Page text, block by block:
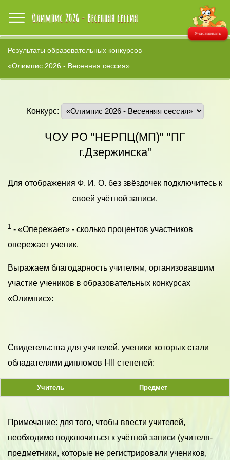
Участвовать
Результаты образовательных конкурсов
«Олимпис 2026 - Весенняя сессия»
Конкурс:
ЧОУ РО "НЕРПЦ(МП)" "ПГ
г.Дзержинска"
Для отображения Ф. И. О. без звёздочек подключитесь к
своей учётной записи.
1 - «Опережает» - сколько процентов участников
опережает ученик.
Выражаем благодарность учителям, организовавшим
участие учеников в образовательных конкурсах
«Олимпис»:
Свидетельства для учителей, ученики которых стали
обладателями дипломов I-III степеней:
Учитель Предмет
Примечание: для того, чтобы ввести учителей,
необходимо подключиться к учётной записи (учителя-
предметники, которые не регистрировали учеников,